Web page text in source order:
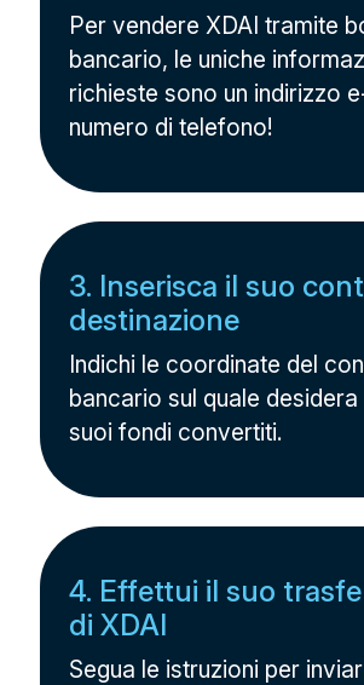
Per vendere XDAI tramite
bancario, le uniche
richieste sono un indirizzo
numero di telefono!
3. Inserisca il suo
destinazione
Indichi le coordinate del
bancario sul quale
suoi fondi convertiti.
4. Effettui il suo
di XDAI
Segua le istruzioni per